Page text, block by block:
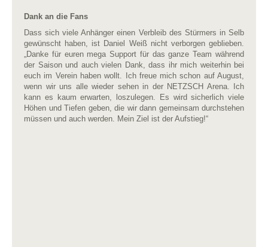
Dank an die Fans
Dass sich viele Anhänger einen Verbleib des Stürmers in Selb
gewünscht haben, ist Daniel Weiß nicht verborgen geblieben.
„Danke für euren mega Support für das ganze Team während
der Saison und auch vielen Dank, dass ihr mich weiterhin bei
euch im Verein haben wollt. Ich freue mich schon auf August,
wenn wir uns alle wieder sehen in der NETZSCH Arena. Ich
kann es kaum erwarten, loszulegen. Es wird sicherlich viele
Höhen und Tiefen geben, die wir dann gemeinsam durchstehen
müssen und auch werden. Mein Ziel ist der Aufstieg!“